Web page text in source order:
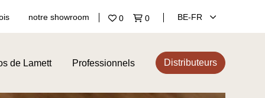
notre showroom 0 0 BE‑FR
de Lamett Professionnels Distributeurs